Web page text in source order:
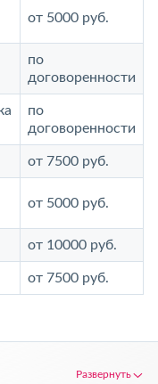
от 5000 руб.
по
договоренности
по
договоренности
от 7500 руб.
от 5000 руб.
от 10000 руб.
от 7500 руб.
Развернуть